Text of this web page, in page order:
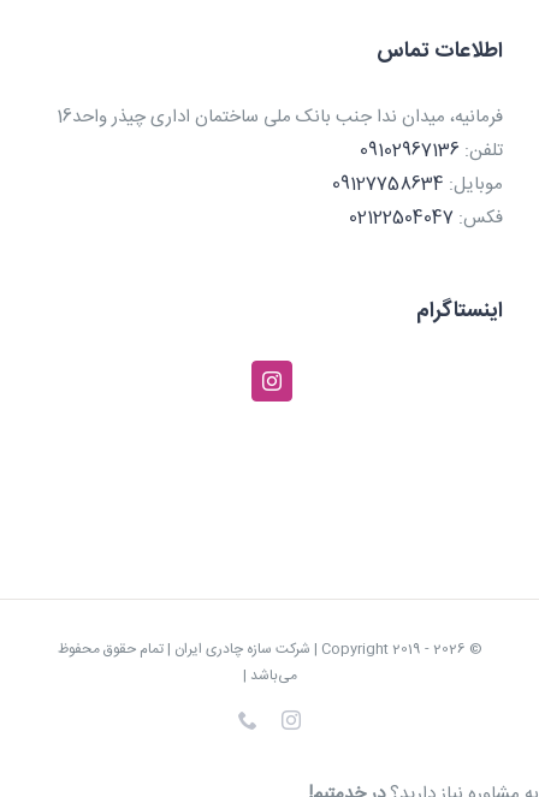
اطلاعات تماس
فرمانیه، میدان ندا جنب بانک ملی ساختمان اداری چیذر واحد16
تلفن: 09102967136
موبایل: 09127758634
فکس: 02122504047
اینستاگرام
© Copyright 2019 -
2026 | شرکت سازه چادری ایران | تمام حقوق محفوظ
می‌باشد |
Instagram
تلفن